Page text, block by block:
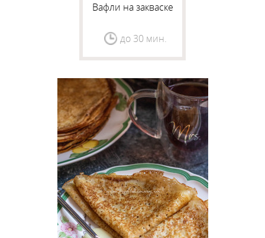
Вафли на закваске
до 30 мин.